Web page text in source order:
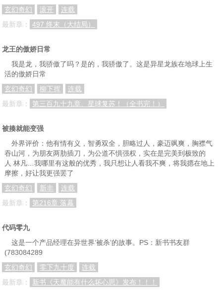
玄幻奇幻 滚开
连载
最新章：
497 终末（大结局）
龙王的傲娇日常
我是龙，我骄傲了吗？是的，我骄傲了。这是异星龙族在地球上生
活的傲娇日常
玄幻奇幻
柳下挥
连载
最新章：
第三百九十九章、星球复苏！（全书完！）
被揍就能变强
外界评价：他有情有义，智勇双全，胆略过人，豪迈飒爽，胸襟气
吞山河，为朋友两肋插刀，为公道不惧强权，实在是完美到极致的
人 林凡…我哪里有这般的优秀，我只想让人看我不爽，将我摁在地上
摩擦，好让我更强罢了
玄幻奇幻
新丰
连载
最新章：
第216章 落幕
代码零九
这是一个产品经理在异世界‘被杀’的故事。PS：新书书友群
(783084289
玄幻奇幻
零下九十度
连载
最新章：
新书《天魔能有什么坏心思》发布！！！